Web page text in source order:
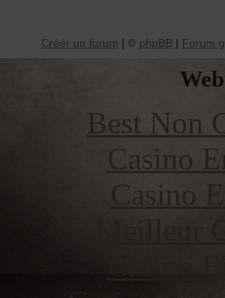
Créer un forum | © phpBB | Forum
Best Non
Casino
Casino
Casino